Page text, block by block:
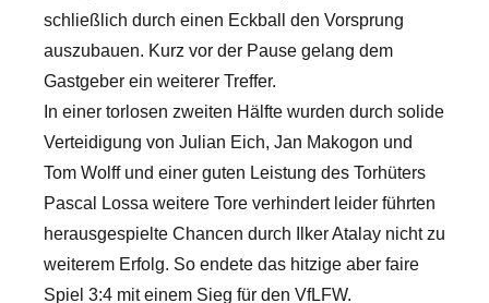
schließlich durch einen Eckball den Vorsprung
auszubauen. Kurz vor der Pause gelang dem
Gastgeber ein weiterer Treffer.
In einer torlosen zweiten Hälfte wurden durch solide
Verteidigung von Julian Eich, Jan Makogon und
Tom Wolff und einer guten Leistung des Torhüters
Pascal Lossa weitere Tore verhindert leider führten
herausgespielte Chancen durch Ilker Atalay nicht zu
weiterem Erfolg. So endete das hitzige aber faire
Spiel 3:4 mit einem Sieg für den VfLFW.